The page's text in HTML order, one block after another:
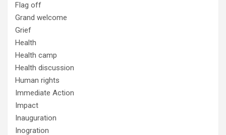
Flag off
Grand welcome
Grief
Health
Health camp
Health discussion
Human rights
Immediate Action
Impact
Inauguration
Inogration